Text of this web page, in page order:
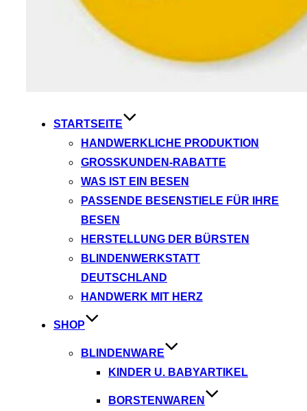
STARTSEITE
HANDWERKLICHE PRODUKTION
GROSSKUNDEN-RABATTE
WAS IST EIN BESEN
PASSENDE BESENSTIELE FÜR IHRE
BESEN
HERSTELLUNG DER BÜRSTEN
BLINDENWERKSTATT
DEUTSCHLAND
HANDWERK MIT HERZ
SHOP
BLINDENWARE
KINDER U. BABYARTIKEL
BORSTENWAREN